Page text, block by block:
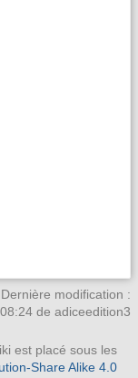
Dernière modification :
de adiceedition3
est placé sous les
Share Alike 4.0